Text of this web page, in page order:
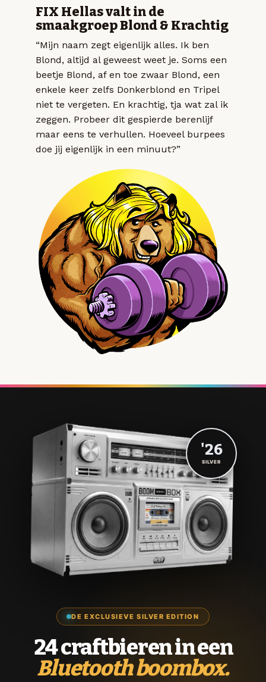
FIX Hellas valt in de
smaakgroep Blond & Krachtig
“Mijn naam zegt eigenlijk alles. Ik ben
Blond, altijd al geweest weet je. Soms een
beetje Blond, af en toe zwaar Blond, een
enkele keer zelfs Donkerblond en Tripel
niet te vergeten. En krachtig, tja wat zal ik
zeggen. Probeer dit gespierde berenlijf
maar eens te verhullen. Hoeveel burpees
doe jij eigenlijk in een minuut?”
DE EXCLUSIEVE SILVER EDITION
24 craftbieren in een
Bluetooth boombox.
'26
SILVER